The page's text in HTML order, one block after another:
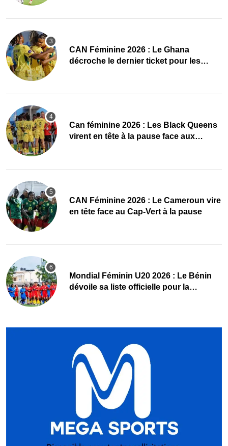
CAN Féminine 2026 : Le Ghana
décroche le dernier ticket pour les
‎Can féminine 2026 : Les Black Queens
virent en tête à la pause face aux
CAN Féminine 2026 : Le Cameroun vire
en tête face au Cap-Vert à la pause
Mondial Féminin U20 2026 : Le Bénin
dévoile sa liste officielle pour la